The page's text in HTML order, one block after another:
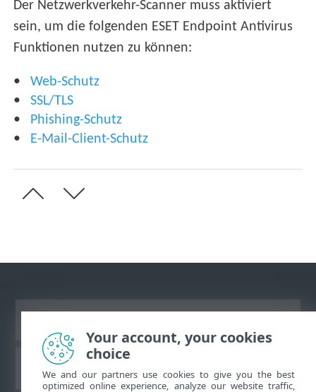
Der Netzwerkverkehr-Scanner muss aktiviert
sein, um die folgenden ESET Endpoint Antivirus
Funktionen nutzen zu können:
Web-Schutz
SSL/TLS
Phishing-Schutz
E-Mail-Client-Schutz
ESET Knowledgebase
Your account, your cookies
choice
We and our partners use cookies to give you the best
optimized online experience, analyze our website traffic,